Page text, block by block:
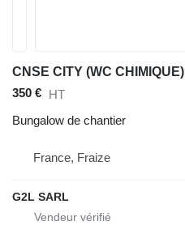
CNSE CITY (WC CHIMIQUE)
350 € HT
Bungalow de chantier
France, Fraize
G2L SARL